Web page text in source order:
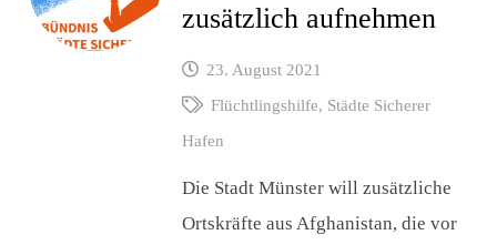
zusätzlich aufnehmen
23. August 2021
Flüchtlingshilfe, Städte Sicherer
Hafen
Die Stadt Münster will zusätzliche
Ortskräfte aus Afghanistan, die vor